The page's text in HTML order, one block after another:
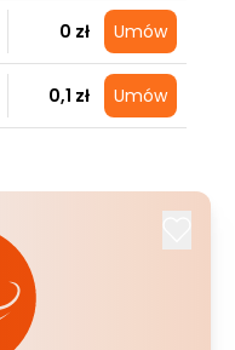
0 zł Umów
0,1 zł Umów